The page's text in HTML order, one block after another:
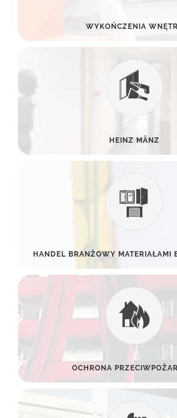
WYKOŃCZENIA
HEINZ MÄNZ
HANDEL BRANŻOWY MATERIAŁAMI
OCHRONA